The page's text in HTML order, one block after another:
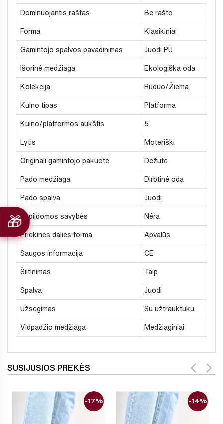
Dominuojantis raštas Be rašto
Forma Klasikiniai
Gamintojo spalvos pavadinimas Juodi PU
Išorinė medžiaga Ekologiška oda
Kolekcija Ruduo/Žiema
Kulno tipas Platforma
Kulno/platformos aukštis 5
Lytis Moteriški
Originali gamintojo pakuotė Dėžutė
Pado medžiaga Dirbtinė oda
Pado spalva Juodi
Papildomos savybės Nėra
Priekinės dalies forma Apvalūs
Saugos informacija CE
Šiltinimas Taip
Spalva Juodi
Užsegimas Su užtrauktuku
Vidpadžio medžiaga Medžiaginiai
SUSIJUSIOS PREKĖS
-17% -14%